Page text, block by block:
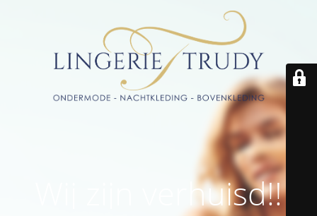
Wij zijn verhuisd!!